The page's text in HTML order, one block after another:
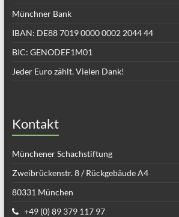
Münchner Bank
IBAN: DE88 7019 0000 0002 2044 44
BIC: GENODEF1M01
Jeder Euro zählt. Vielen Dank!
Kontakt
Münchener Schachstiftung
Zweibrückenstr. 8 / Rückgebäude A4
80331 München
+49 (0) 89 379 117 97